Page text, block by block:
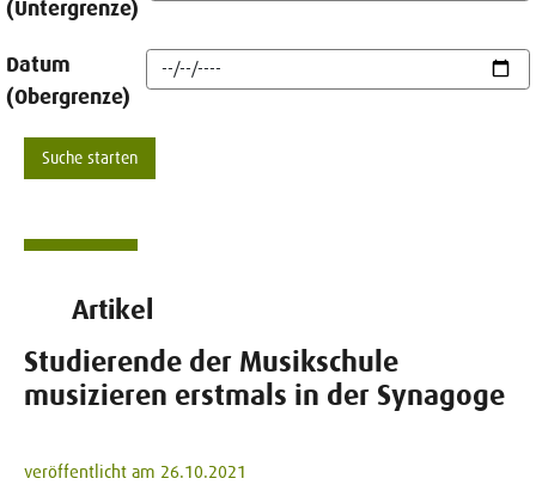
(Untergrenze)
Datum
(Obergrenze)
Artikel
Studierende der Musikschule
musizieren erstmals in der Synagoge
veröffentlicht am 26.10.2021